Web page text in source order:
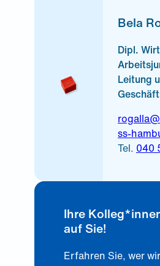
Bela
Dipl.
Leitung
ss-
Tel. 040
Ihre
auf Sie!
Erfahren Sie, wer